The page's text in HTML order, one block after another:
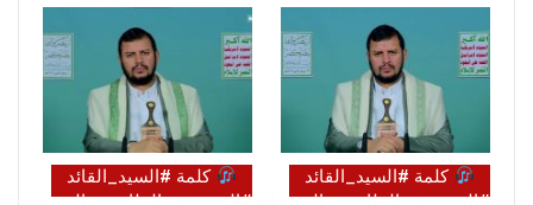
حول آخر التطورات
والمستجدات…
(يحفظه الله)
(https://t.me/Bayynatn)
…
كلمة #السيد_القائد
كلمة #السيد_القائد